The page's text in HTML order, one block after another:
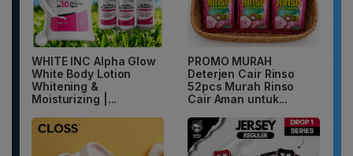
WHITE INC Alpha Glow
White Body Lotion
Whitening &
Moisturizing |...
PROMO MURAH
Deterjen Cair Rinso
52pcs Murah Rinso
Cair Aman untuk...